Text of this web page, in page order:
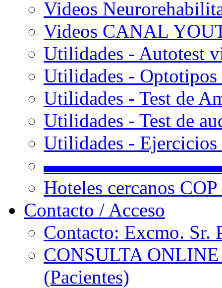
Videos
Videos CANAL
Utilidades - Autotest
Utilidades -
Utilidades - Test de
Utilidades - Test de
Utilidades -
Hoteles cercanos
Contacto / Acceso
Contacto: Excmo. Sr.
CONSULTA
(Pacientes)